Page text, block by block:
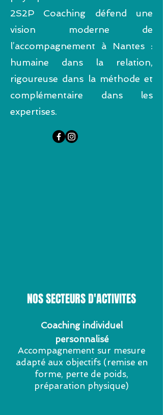
2S2P Coaching défend une
vision moderne de
l’accompagnement à Nantes :
humaine dans la relation,
rigoureuse dans la méthode et
complémentaire dans les
expertises.
NOS SECTEURS D'ACTIVITES
Coaching individuel
personnalisé
Accompagnement sur mesure
adapté aux objectifs (remise en
forme, perte de poids,
préparation physique)